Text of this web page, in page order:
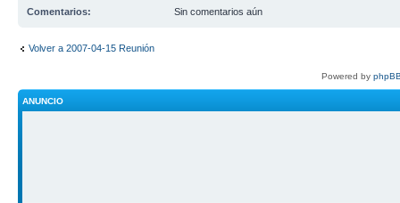
Comentarios: Sin comentarios aún
Volver a 2007-04-15 Reunión
Powered by
ANUNCIO